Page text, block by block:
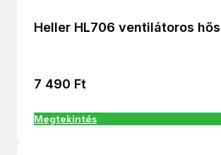
Heller HL706 ventilátoros
7 490 Ft
Megtekintés